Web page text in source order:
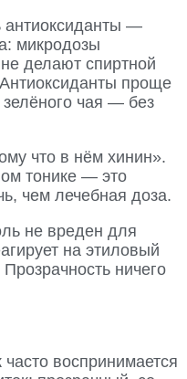
антиоксиданты —
микродозы
делают спиртной
проще
чая — без
что в нём хинин».
тонике — это
чем лечебная доза.
не вреден для
на этиловый
ничего
воспринимается